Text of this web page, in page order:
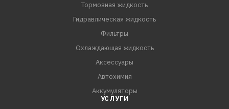
Тормозная жидкость
Гидравлическая жидкость
Фильтры
Охлаждающая жидкость
Аксессуары
Автохимия
Аккумуляторы
УСЛУГИ